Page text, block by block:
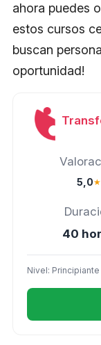
ahora puedes
estos cursos
buscan
oportunidad!
5,0★
40
Nivel: Principiante